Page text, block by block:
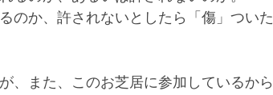
のか、許されないとしたら「傷」ついた
、また、このお芝居に参加しているから